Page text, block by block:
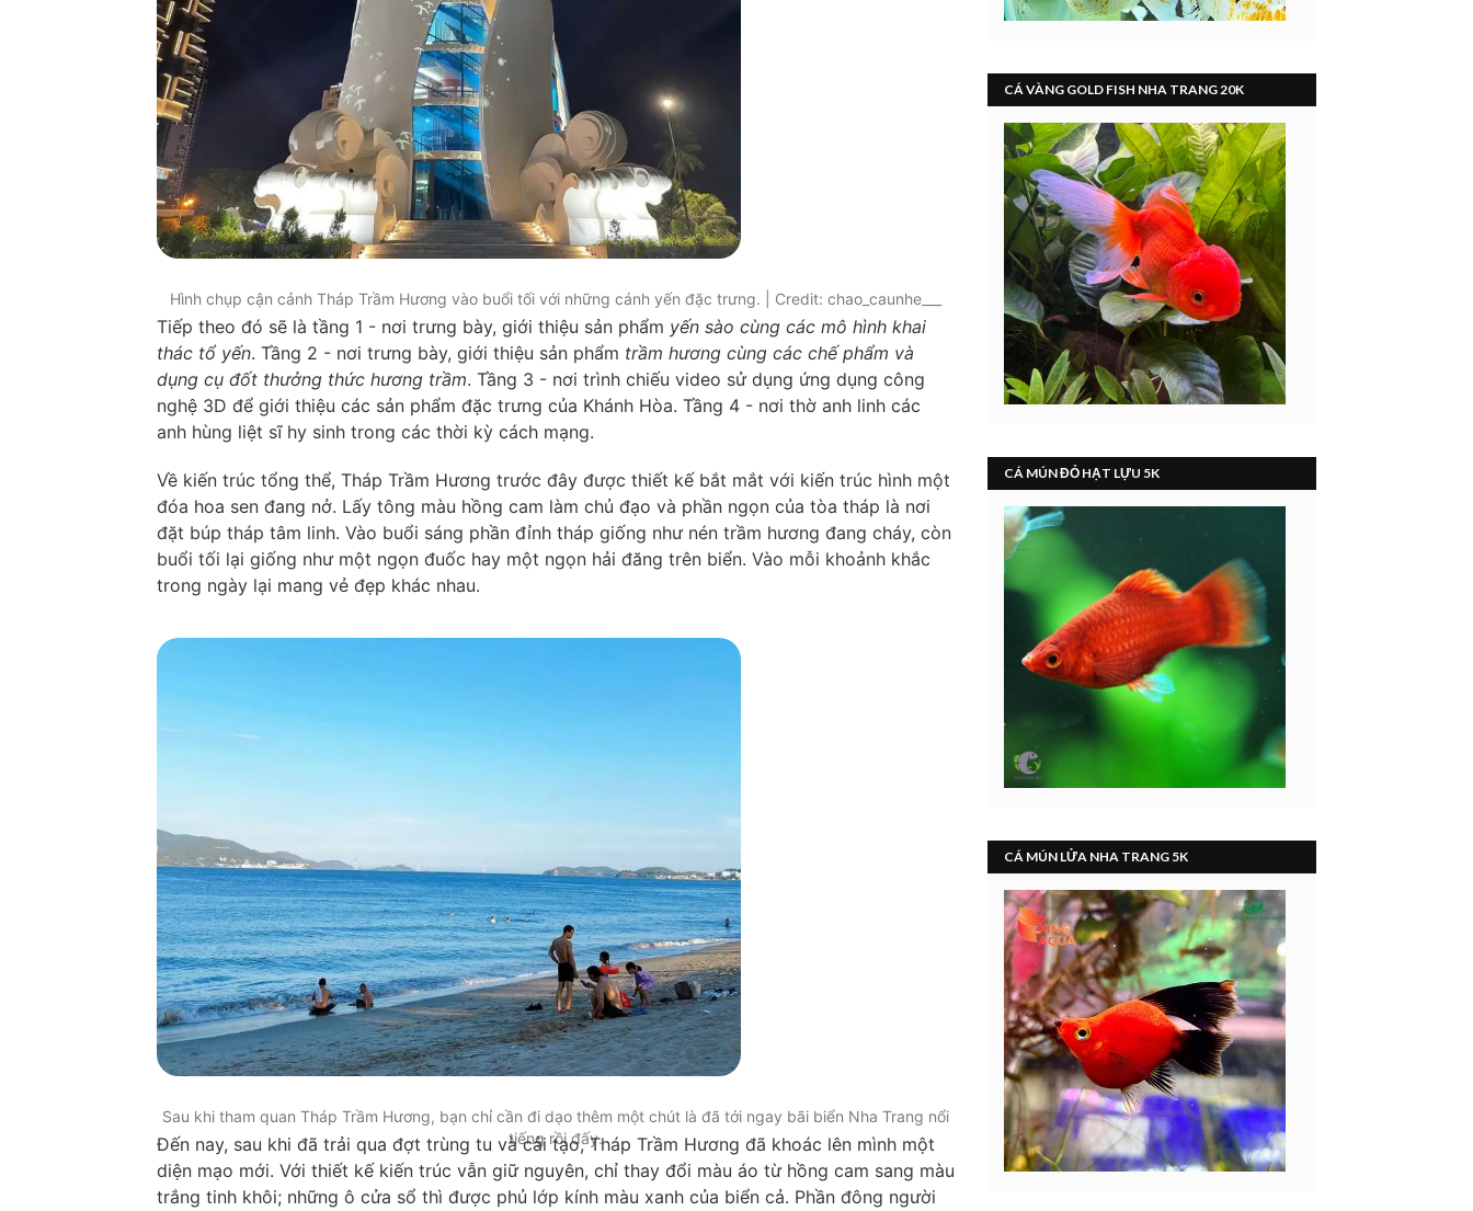
Hình chụp cận cảnh Tháp Trầm Hương vào buổi tối với những cánh yến đặc trưng. | Credit: chao_caunhe___
Tiếp theo đó sẽ là tầng 1 - nơi trưng bày, giới thiệu sản phẩm yến sào cùng các mô hình khai
thác tổ yến. Tầng 2 - nơi trưng bày, giới thiệu sản phẩm trầm hương cùng các chế phẩm và
dụng cụ đốt thưởng thức hương trầm. Tầng 3 - nơi trình chiếu video sử dụng ứng dụng công
nghệ 3D để giới thiệu các sản phẩm đặc trưng của Khánh Hòa. Tầng 4 - nơi thờ anh linh các
anh hùng liệt sĩ hy sinh trong các thời kỳ cách mạng.
Về kiến trúc tổng thể, Tháp Trầm Hương trước đây được thiết kế bắt mắt với kiến trúc hình một
đóa hoa sen đang nở. Lấy tông màu hồng cam làm chủ đạo và phần ngọn của tòa tháp là nơi
đặt búp tháp tâm linh. Vào buổi sáng phần đỉnh tháp giống như nén trầm hương đang cháy, còn
buổi tối lại giống như một ngọn đuốc hay một ngọn hải đăng trên biển. Vào mỗi khoảnh khắc
trong ngày lại mang vẻ đẹp khác nhau.
Sau khi tham quan Tháp Trầm Hương, bạn chỉ cần đi dạo thêm một chút là đã tới ngay bãi biển Nha Trang nổi
tiếng rồi đấy.
Đến nay, sau khi đã trải qua đợt trùng tu và cải tạo, Tháp Trầm Hương đã khoác lên mình một
diện mạo mới. Với thiết kế kiến trúc vẫn giữ nguyên, chỉ thay đổi màu áo từ hồng cam sang màu
trắng tinh khôi; những ô cửa sổ thì được phủ lớp kính màu xanh của biển cả. Phần đông người
CÁ VÀNG GOLD FISH NHA TRANG 20K
CÁ MÚN ĐỎ HẠT LỰU 5K
CÁ MÚN LỬA NHA TRANG 5K